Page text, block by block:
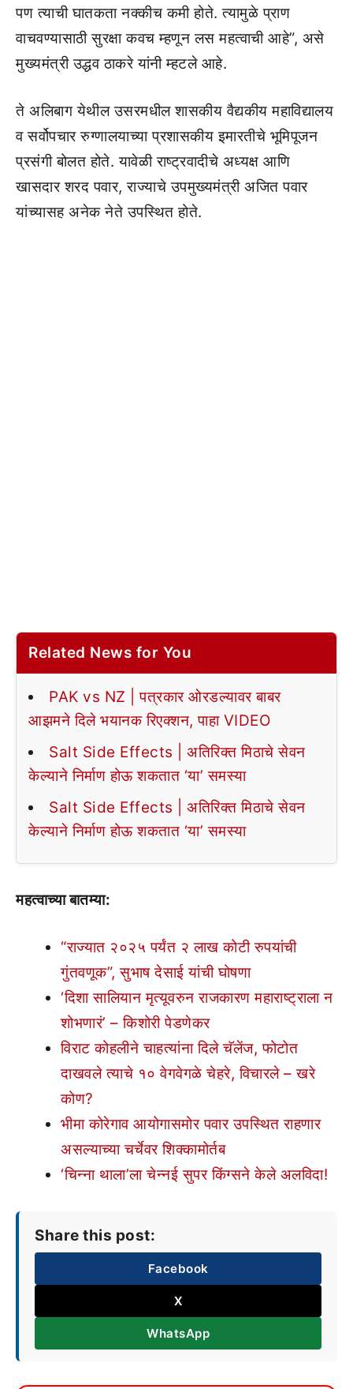
पण त्याची घातकता नक्कीच कमी होते. त्यामुळे प्राण
वाचवण्यासाठी सुरक्षा कवच म्हणून लस महत्वाची आहे”, असे
मुख्यमंत्री उद्धव ठाकरे यांनी म्हटले आहे.
ते अलिबाग येथील उसरमधील शासकीय वैद्यकीय महाविद्यालय
व सर्वोपचार रुग्णालयाच्या प्रशासकीय इमारतीचे भूमिपूजन
प्रसंगी बोलत होते. यावेळी राष्ट्रवादीचे अध्यक्ष आणि
खासदार शरद पवार, राज्याचे उपमुख्यमंत्री अजित पवार
यांच्यासह अनेक नेते उपस्थित होते.
Related News for You
PAK vs NZ | पत्रकार ओरडल्यावर बाबर
आझमने दिले भयानक रिएक्शन, पाहा VIDEO
Salt Side Effects | अतिरिक्त मिठाचे सेवन
केल्याने निर्माण होऊ शकतात ‘या’ समस्या
Salt Side Effects | अतिरिक्त मिठाचे सेवन
केल्याने निर्माण होऊ शकतात ‘या’ समस्या
महत्वाच्या बातम्या:
“राज्यात २०२५ पर्यंत २ लाख कोटी रुपयांची
गुंतवणूक”, सुभाष देसाई यांची घोषणा
‘दिशा सालियान मृत्यूवरुन राजकारण महाराष्ट्राला न
शोभणारं’ – किशोरी पेडणेकर
विराट कोहलीने चाहत्यांना दिले चॅलेंज, फोटोत
दाखवले त्याचे १० वेगवेगळे चेहरे, विचारले – खरे
कोण?
भीमा कोरेगाव आयोगासमोर पवार उपस्थित राहणार
असल्याच्या चर्चेवर शिक्कामोर्तब
‘चिन्ना थाला’ला चेन्नई सुपर किंग्सने केले अलविदा!
Share this post:
Facebook
X
WhatsApp